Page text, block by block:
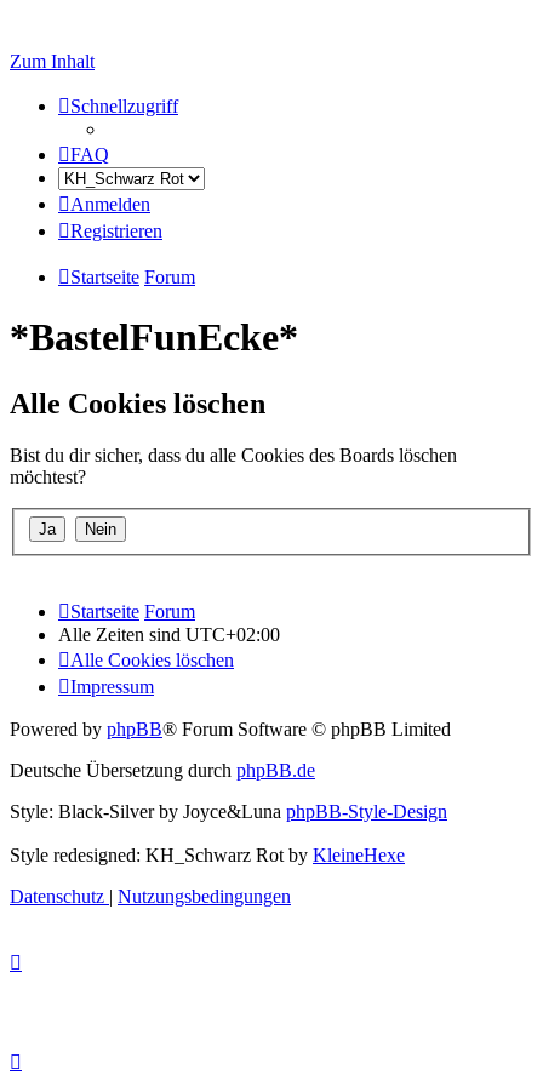
Zum Inhalt
Schnellzugriff
FAQ
Anmelden
Registrieren
Startseite Forum
*BastelFunEcke*
Alle Cookies löschen
Bist du dir sicher, dass du alle Cookies des Boards löschen
möchtest?
Startseite Forum
Alle Zeiten sind UTC+02:00
Alle Cookies löschen
Impressum
Powered by phpBB® Forum Software © phpBB Limited
Deutsche Übersetzung durch phpBB.de
Style: Black-Silver by Joyce&Luna phpBB-Style-Design
Style redesigned: KH_Schwarz Rot by KleineHexe
Datenschutz | Nutzungsbedingungen